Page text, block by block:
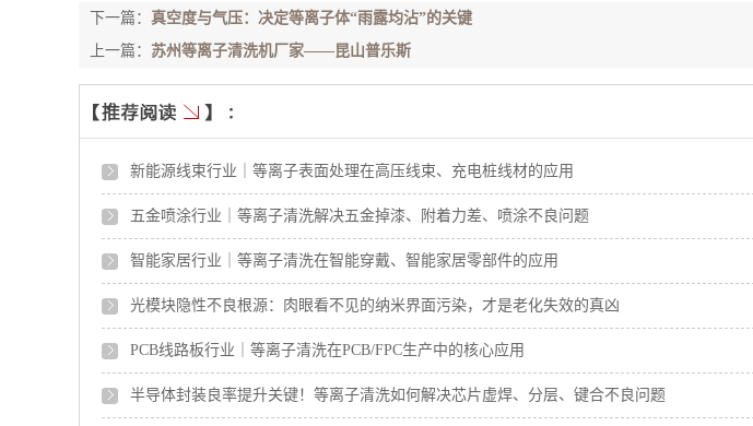
下一篇： 真空度与气压：决定等离子体“雨露均沾”的关键
上一篇： 苏州等离子清洗机厂家——昆山普乐斯
新能源线束行业｜等离子表面处理在高压线束、充电桩线材的应用
五金喷涂行业｜等离子清洗解决五金掉漆、附着力差、喷涂不良问题
智能家居行业｜等离子清洗在智能穿戴、智能家居零部件的应用
光模块隐性不良根源：肉眼看不见的纳米界面污染，才是老化失效的真凶
PCB线路板行业｜等离子清洗在PCB/FPC生产中的核心应用
半导体封装良率提升关键！等离子清洗如何解决芯片虚焊、分层、键合不良问题